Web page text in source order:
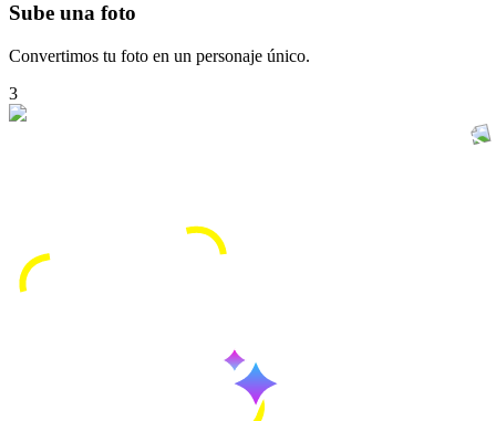
Sube una foto
Convertimos tu foto en un personaje único.
3